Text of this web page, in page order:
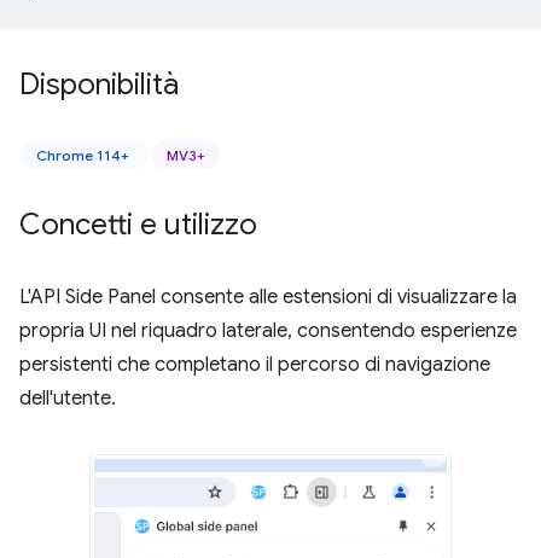
Disponibilità
Chrome 114+ MV3+
Concetti e utilizzo
L'API Side Panel consente alle estensioni di visualizzare la
propria UI nel riquadro laterale, consentendo esperienze
persistenti che completano il percorso di navigazione
dell'utente.